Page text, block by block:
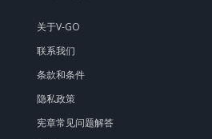
关于V-GO
联系我们
条款和条件
隐私政策
宪章常见问题解答